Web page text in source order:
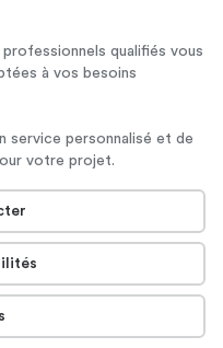
qualifiés vous
à vos besoins
service personnalisé et de
votre projet.